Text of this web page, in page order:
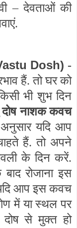
– देवताओं की
Dosh)-
हैं. तो घर को
भी शुभ दिन
दोष नाशक कवच
यदि आप
हैं. तो अपने
के दिन करें.
रोजाना इस
आप इस कवच
में या स्थल पर
से मुक्त हो